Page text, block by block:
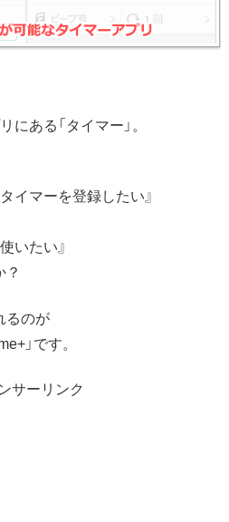
にある「タイマー」。
イマーを登録したい』
いたい』
？
るのが
」です。
サーリンク